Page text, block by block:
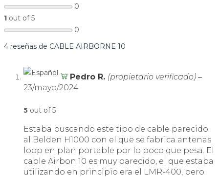
0
1 out of 5
0
4 reseñas de CABLE AIRBORNE 10
Pedro R. (propietario verificado) –
23/mayo/2024
5 out of 5
Estaba buscando este tipo de cable parecido
al Belden H1000 con el que se fabrica antenas
loop en plan portable por lo poco que pesa. El
cable Airbon 10 es muy parecido, el que estaba
utilizando en principio era el LMR-400, pero